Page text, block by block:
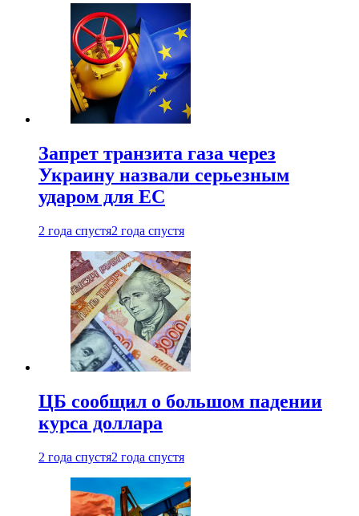
Запрет транзита газа через
Украину назвали серьезным
ударом для ЕС
2 года спустя2 года спустя
ЦБ сообщил о большом падении
курса доллара
2 года спустя2 года спустя